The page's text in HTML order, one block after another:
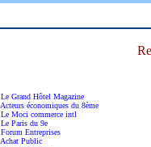
Le Grand Hôtel Magazine
Acteurs économiques du 8ème
Le Moci commerce intl
Le Paris du 9e
Forum Entreprises
Achat Public